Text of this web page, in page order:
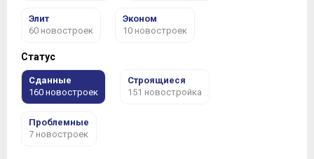
Элит
60 новостроек
Эконом
10 новостроек
Статус
Сданные
160 новостроек
Строящиеся
151 новостройка
Проблемные
7 новостроек